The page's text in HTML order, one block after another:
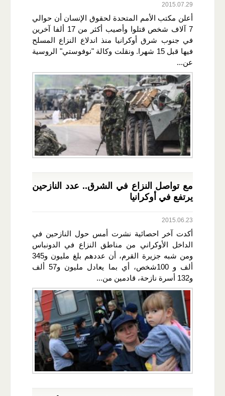
2015.07.29
أعلن مكتب الأمم المتحدة لحقوق الإنسان أن حوالي
7 آلاف شخص قتلوا وأصيب أكثر من 17 ألفا آخرين
في جنوب شرق أوكرانيا منذ اندلاع النزاع المسلح
فيها قبل 15 شهرا. ونقلت وكالة "نوفوستي" الروسية
عن...
مع تواصل النزاع في الشرق.. عدد النازحين
يرتفع في أوكرانيا
2015.06.23
أكدت آخر احصائية نشرت أمس حول النازحين في
الداخل الأوكراني من مناطق النزاع في الدونباس
ومن شبه جزيرة القرم، أن عددهم بلغ مليون و345
ألف و 100شخص، أي بما يعادل مليون و57 ألف
و132 أسرة نازحة، قادمين من...